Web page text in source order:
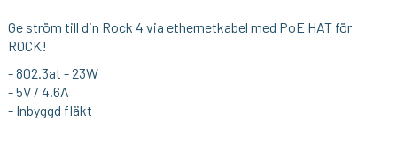
Ge ström till din Rock 4 via ethernetkabel med PoE HAT för
ROCK!
- 802.3at - 23W
- 5V / 4.6A
- Inbyggd fläkt